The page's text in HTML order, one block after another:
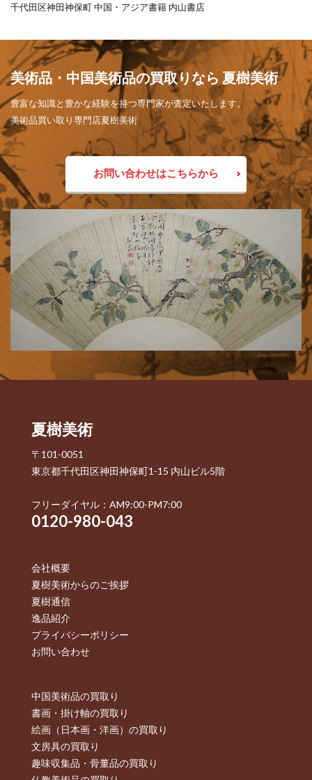
千代田区神田神保町 中国・アジア書籍 内山書店
美術品・中国美術品の買取りなら 夏樹美術
豊富な知識と豊かな経験を持つ専門家が査定いたします。
美術品買い取り専門店夏樹美術
お問い合わせはこちらから
夏樹美術
〒101-0051
東京都千代田区神田神保町1-15 内山ビル5階
フリーダイヤル：AM9:00-PM7:00
0120-980-043
会社概要
夏樹美術からのご挨拶
夏樹通信
逸品紹介
プライバシーポリシー
お問い合わせ
中国美術品の買取り
書画・掛け軸の買取り
絵画（日本画・洋画）の買取り
文房具の買取り
趣味収集品・骨董品の買取り